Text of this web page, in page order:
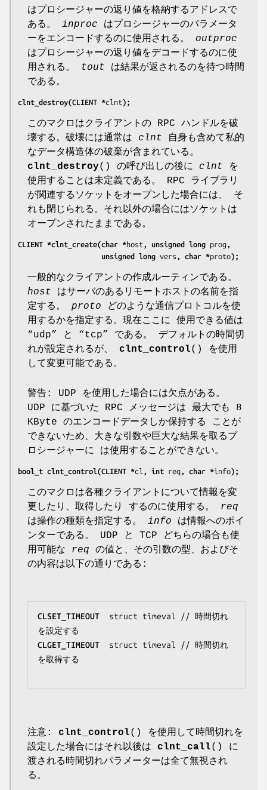
はプロシージャーの返り値を格納するアドレスで
ある。 inproc はプロシージャーのパラメータ
ーをエンコードするのに使用される。 outproc
はプロシージャーの返り値をデコードするのに使
用される。
tout は結果が返されるのを待つ時間
である。
clnt_destroy(CLIENT *clnt);
このマクロはクライアントの RPC ハンドルを破
壊する。破壊には通常は clnt 自身も含めて私的
なデータ構造体の破棄が含まれている。
clnt_destroy() の呼び出しの後に clnt を
使用することは未定義である。 RPC ライブラリ
が関連するソケットをオープンした場合には、 そ
れも閉じられる。それ以外の場合にはソケットは
オープンされたままである。
CLIENT *clnt_create(char *host , unsigned long prog ,
                    unsigned long
vers , char *proto);
一般的なクライアントの作成ルーティンである。
host はサーバのあるリモートホストの名前を指
定する。 proto どのような通信プロトコルを使
用するかを指定する。現在ここに 使用できる値は
“udp” と “tcp” である。 デフォルトの時間切
れが設定されるが、 clnt_control() を使用
して変更可能である。
警告: UDP を使用した場合には欠点がある。
UDP に基づいた RPC メッセージは 最大でも 8
KByte のエンコードデータしか保持する ことが
できないため、大きな引数や巨大な結果を取るプ
ロシージャーに は使用することができない。
bool_t clnt_control(CLIENT *cl , int req , char *info);
このマクロは各種クライアントについて情報を変
更したり、取得したり するのに使用する。 req
は操作の種類を指定する。 info は情報へのポイ
ンターである。 UDP と TCP どちらの場合も使
用可能な req の値と、その引数の型、およびそ
の内容は以下の通りである:
CLSET_TIMEOUT struct timeval
// 時間切れ
CLGET_TIMEOUT
struct timeval
// 時間切れ
を取得する
注意: clnt_control() を使用して時間切れを
設定した場合にはそれ以後は clnt_call() に
渡される時間切れパラメーターは全て無視され
る。